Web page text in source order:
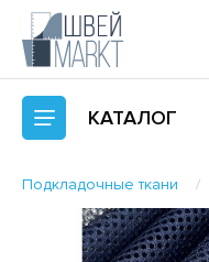
КАТАЛОГ
Подкладочные ткани